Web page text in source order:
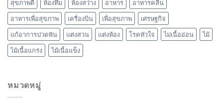
สุขภาพดี
ห้องทึม ห้องสว่าง อาหาร
อาหารคลีน
อาหารเพื่อสุขภาพ
เครื่องบิน เพื่อสุขภาพ
เศรษฐกิจ
แก้อาการปวดฟัน
แต่งสวน แต่งห้อง โรคหัวใจ ไม่เนื้ออ่อน
ไม้
ไม้เนื้อแกร่ง
ไม้เนื้อแข็ง
หมวดหมู่